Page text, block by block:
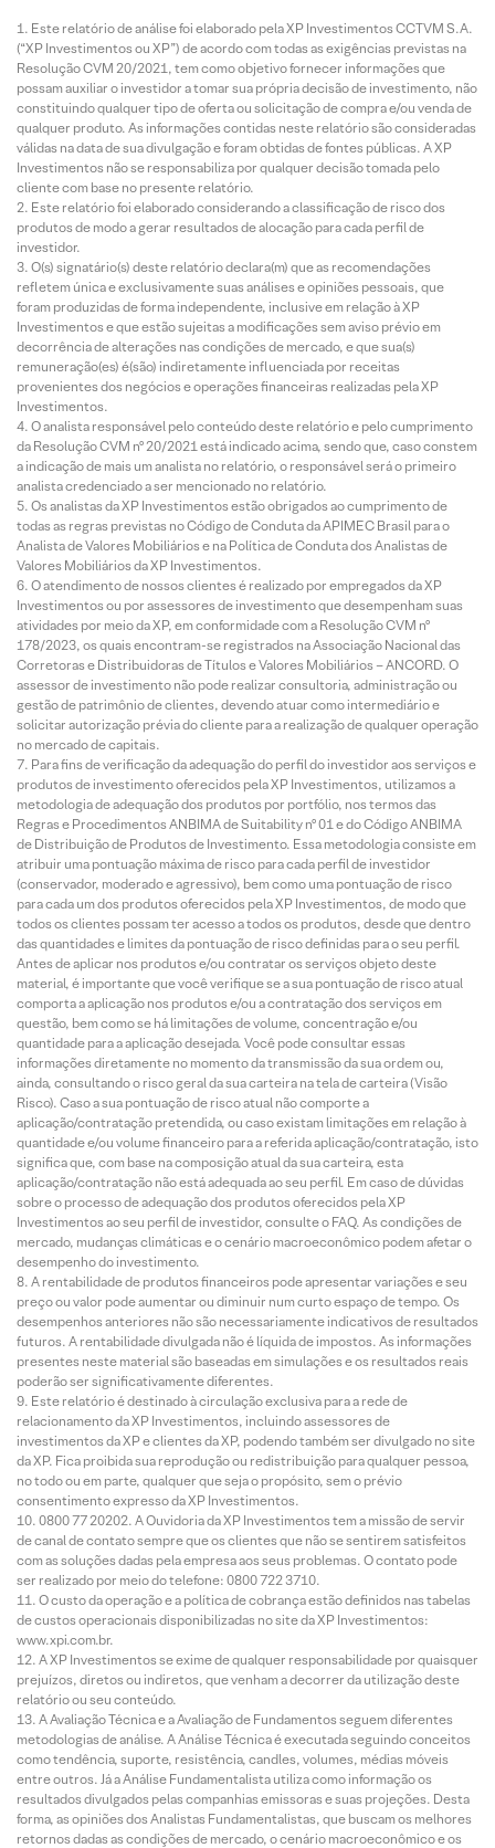
Este relatório de análise foi elaborado pela XP Investimentos CCTVM S.A.
(“XP Investimentos ou XP”) de acordo com todas as exigências previstas na
Resolução CVM 20/2021, tem como objetivo fornecer informações que
possam auxiliar o investidor a tomar sua própria decisão de investimento, não
constituindo qualquer tipo de oferta ou solicitação de compra e/ou venda de
qualquer produto. As informações contidas neste relatório são consideradas
válidas na data de sua divulgação e foram obtidas de fontes públicas. A XP
Investimentos não se responsabiliza por qualquer decisão tomada pelo
cliente com base no presente relatório.
Este relatório foi elaborado considerando a classificação de risco dos
produtos de modo a gerar resultados de alocação para cada perfil de
investidor.
O(s) signatário(s) deste relatório declara(m) que as recomendações
refletem única e exclusivamente suas análises e opiniões pessoais, que
foram produzidas de forma independente, inclusive em relação à XP
Investimentos e que estão sujeitas a modificações sem aviso prévio em
decorrência de alterações nas condições de mercado, e que sua(s)
remuneração(es) é(são) indiretamente influenciada por receitas
provenientes dos negócios e operações financeiras realizadas pela XP
Investimentos.
O analista responsável pelo conteúdo deste relatório e pelo cumprimento
da Resolução CVM nº 20/2021 está indicado acima, sendo que, caso constem
a indicação de mais um analista no relatório, o responsável será o primeiro
analista credenciado a ser mencionado no relatório.
Os analistas da XP Investimentos estão obrigados ao cumprimento de
todas as regras previstas no Código de Conduta da APIMEC Brasil para o
Analista de Valores Mobiliários e na Política de Conduta dos Analistas de
Valores Mobiliários da XP Investimentos.
O atendimento de nossos clientes é realizado por empregados da XP
Investimentos ou por assessores de investimento que desempenham suas
atividades por meio da XP, em conformidade com a Resolução CVM nº
178/2023, os quais encontram-se registrados na Associação Nacional das
Corretoras e Distribuidoras de Títulos e Valores Mobiliários – ANCORD. O
assessor de investimento não pode realizar consultoria, administração ou
gestão de patrimônio de clientes, devendo atuar como intermediário e
solicitar autorização prévia do cliente para a realização de qualquer operação
no mercado de capitais.
Para fins de verificação da adequação do perfil do investidor aos serviços e
produtos de investimento oferecidos pela XP Investimentos, utilizamos a
metodologia de adequação dos produtos por portfólio, nos termos das
Regras e Procedimentos ANBIMA de Suitability nº 01 e do Código ANBIMA
de Distribuição de Produtos de Investimento. Essa metodologia consiste em
atribuir uma pontuação máxima de risco para cada perfil de investidor
(conservador, moderado e agressivo), bem como uma pontuação de risco
para cada um dos produtos oferecidos pela XP Investimentos, de modo que
todos os clientes possam ter acesso a todos os produtos, desde que dentro
das quantidades e limites da pontuação de risco definidas para o seu perfil.
Antes de aplicar nos produtos e/ou contratar os serviços objeto deste
material, é importante que você verifique se a sua pontuação de risco atual
comporta a aplicação nos produtos e/ou a contratação dos serviços em
questão, bem como se há limitações de volume, concentração e/ou
quantidade para a aplicação desejada. Você pode consultar essas
informações diretamente no momento da transmissão da sua ordem ou,
ainda, consultando o risco geral da sua carteira na tela de carteira (Visão
Risco). Caso a sua pontuação de risco atual não comporte a
aplicação/contratação pretendida, ou caso existam limitações em relação à
quantidade e/ou volume financeiro para a referida aplicação/contratação, isto
significa que, com base na composição atual da sua carteira, esta
aplicação/contratação não está adequada ao seu perfil. Em caso de dúvidas
sobre o processo de adequação dos produtos oferecidos pela XP
Investimentos ao seu perfil de investidor, consulte o FAQ. As condições de
mercado, mudanças climáticas e o cenário macroeconômico podem afetar o
desempenho do investimento.
A rentabilidade de produtos financeiros pode apresentar variações e seu
preço ou valor pode aumentar ou diminuir num curto espaço de tempo. Os
desempenhos anteriores não são necessariamente indicativos de resultados
futuros. A rentabilidade divulgada não é líquida de impostos. As informações
presentes neste material são baseadas em simulações e os resultados reais
poderão ser significativamente diferentes.
Este relatório é destinado à circulação exclusiva para a rede de
relacionamento da XP Investimentos, incluindo assessores de
investimentos da XP e clientes da XP, podendo também ser divulgado no site
da XP. Fica proibida sua reprodução ou redistribuição para qualquer pessoa,
no todo ou em parte, qualquer que seja o propósito, sem o prévio
consentimento expresso da XP Investimentos.
0800 77 20202. A Ouvidoria da XP Investimentos tem a missão de servir
de canal de contato sempre que os clientes que não se sentirem satisfeitos
com as soluções dadas pela empresa aos seus problemas. O contato pode
ser realizado por meio do telefone: 0800 722 3710.
O custo da operação e a política de cobrança estão definidos nas tabelas
de custos operacionais disponibilizadas no site da XP Investimentos:
www.xpi.com.br.
A XP Investimentos se exime de qualquer responsabilidade por quaisquer
prejuízos, diretos ou indiretos, que venham a decorrer da utilização deste
relatório ou seu conteúdo.
A Avaliação Técnica e a Avaliação de Fundamentos seguem diferentes
metodologias de análise. A Análise Técnica é executada seguindo conceitos
como tendência, suporte, resistência, candles, volumes, médias móveis
entre outros. Já a Análise Fundamentalista utiliza como informação os
resultados divulgados pelas companhias emissoras e suas projeções. Desta
forma, as opiniões dos Analistas Fundamentalistas, que buscam os melhores
retornos dadas as condições de mercado, o cenário macroeconômico e os